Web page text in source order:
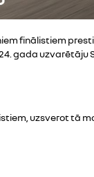
finālistiem
uzvarētāju
uzsverot tā